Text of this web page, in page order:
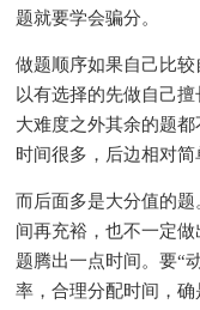
题就要学会骗分。
做题顺序如果自己比
以有选择的先做自己
大难度之外其余的题
时间很多，后边相对简
而后面多是大分值的
间再充裕，也不一定
题腾出一点时间。要“
率，合理分配时间，